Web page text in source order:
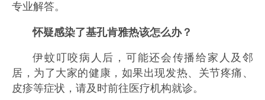
专业解答。
怀疑感染了基孔肯雅热该怎么办？
伊蚊叮咬病人后，可能还会传播给家人及邻
居，为了大家的健康，如果出现发热、关节疼痛、
皮疹等症状，请及时前往医疗机构就诊。